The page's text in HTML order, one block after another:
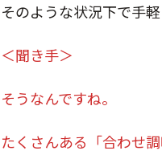
そのような状況下で手
＜聞き手＞
そうなんですね。
たくさんある「合わせ